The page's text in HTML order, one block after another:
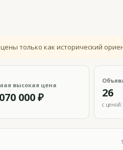
только как исторический
высокая цена
000 ₽ 26
с